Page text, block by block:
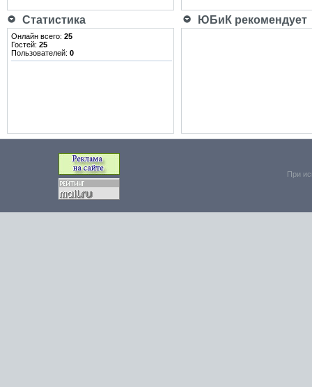
Статистика ЮБиК рекомендует
Онлайн всего: 25
Гостей: 25
Пользователей: 0
При